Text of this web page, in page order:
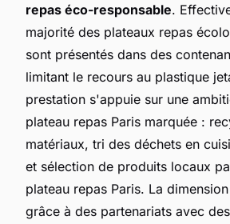
repas éco-responsable.
majorité des plateaux repas
sont présentés dans des
limitant le recours au plastique
prestation s'appuie sur une
plateau repas Paris marquée :
matériaux, tri des déchets en
et sélection de produits locaux
plateau repas Paris. La
grâce à des partenariats avec